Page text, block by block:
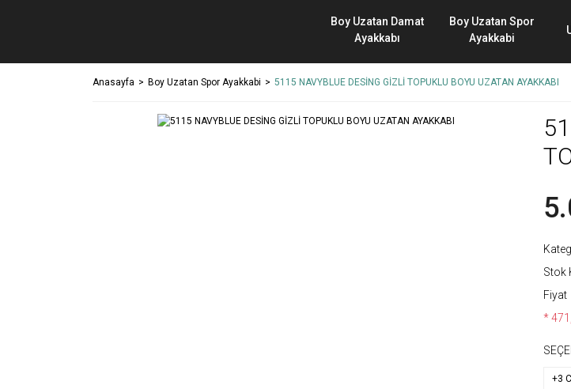
Boy Uzatan Damat
Ayakkabı
Boy Uzatan Spor
Ayakkabi
Anasayfa Boy Uzatan Spor Ayakkabi 5115 NAVYBLUE DESİNG GİZLİ TOPUKLU BOYU UZATAN AYAKKABI
Stok
Fiyat
*
+3